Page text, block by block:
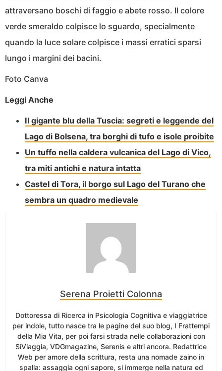
attraversano boschi di faggio e abete rosso. Il colore
verde smeraldo colpisce lo sguardo, specialmente
quando la luce solare colpisce i massi erratici sparsi
lungo i margini dei bacini.
Foto Canva
Leggi Anche
Il gigante blu della Tuscia: segreti e leggende del
Lago di Bolsena, tra borghi di tufo e isole proibite
Un tuffo nella caldera vulcanica del Lago di Vico,
tra miti antichi e natura intatta
Castel di Tora, il borgo sul Lago del Turano che
sembra un quadro medievale
Serena Proietti Colonna
Dottoressa di Ricerca in Psicologia Cognitiva e viaggiatrice
per indole, tutto nasce tra le pagine del suo blog, I Frattempi
della Mia Vita, per poi farsi strada nelle collaborazioni con
SiViaggia, VDGmagazine, Serenis e altri ancora. Redattrice
Web per amore della scrittura, resta una nomade zaino in
spalla: assaggia ogni sapore, si immerge nella natura ed